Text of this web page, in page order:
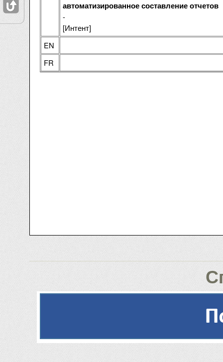
автоматизированное составление отчетов
-
[Интент]
EN
FR